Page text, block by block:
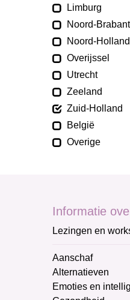
Limburg
Noord-Brabant
Noord-Holland
Overijssel
Utrecht
Zeeland
Zuid-Holland
België
Overige
Informatie
Lezingen en
Aanschaf
Alternatieven
Emoties en